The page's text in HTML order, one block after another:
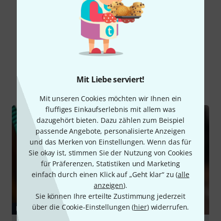
Mit Liebe serviert!
Mit unseren Cookies möchten wir Ihnen ein
fluffiges Einkaufserlebnis mit allem was
dazugehört bieten. Dazu zählen zum Beispiel
passende Angebote, personalisierte Anzeigen
und das Merken von Einstellungen. Wenn das für
Sie okay ist, stimmen Sie der Nutzung von Cookies
für Präferenzen, Statistiken und Marketing
einfach durch einen Klick auf „Geht klar“ zu (alle
anzeigen).
Sie können Ihre erteilte Zustimmung jederzeit
über die Cookie-Einstellungen (hier) widerrufen.
Alle Bewertungen lesen
Schon gewusst?
Alle Ratgeber
RATGEBER